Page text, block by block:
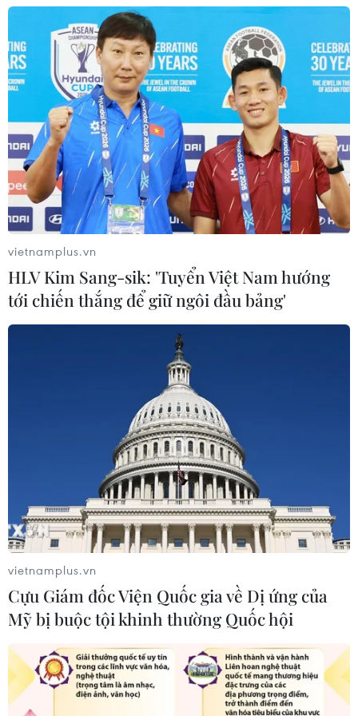
Làn sóng tấn công mạng nhằm vào
các quỹ đầu cơ lớn của Mỹ
06/08/2026 06:47
Đồng USD trước bước ngoặt do đồng
yen mạnh lên và số liệu việc làm Mỹ
06/08/2026 05:14
Lãi suất ngân hàng ngày 6/8: Kỳ hạn
3 tháng đang được mức lãi suất tối đa
Mỹ phát tín hiệu ủng hộ ổn định
đồng won của Hàn Quốc
Mỹ hoàn trả khoảng 100 tỷ USD thuế
quan sau phán quyết của Tòa án Tối
cao
05/08/2026 22:58
Nhật Bản: Nội các thông qua chính
sách giảm thuế tiêu thụ thực phẩm
xuống 1%
05/08/2026 15:30
vietnamplus.vn
HLV Kim Sang-sik: 'Tuyển Việt Nam hướng
tới chiến thắng để giữ ngôi đầu bảng'
vietnamplus.vn
Cựu Giám đốc Viện Quốc gia về Dị ứng của
Mỹ bị buộc tội khinh thường Quốc hội